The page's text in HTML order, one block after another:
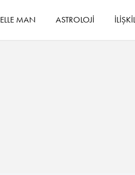
ELLE MAN ASTROLOJİ